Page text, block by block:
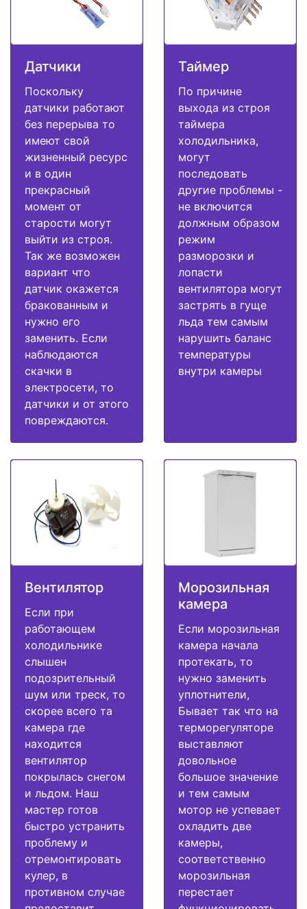
Датчики
Поскольку
датчики работают
без перерыва то
имеют свой
жизненный ресурс
и в один
прекрасный
момент от
старости могут
выйти из строя.
Так же возможен
вариант что
датчик окажется
бракованным и
нужно его
заменить. Если
наблюдаются
скачки в
электросети, то
датчики и от этого
повреждаются.
Таймер
По причине
выхода из строя
таймера
холодильника,
могут
последовать
другие проблемы -
не включится
должным образом
режим
разморозки и
лопасти
вентилятора могут
застрять в гуще
льда тем самым
нарушить баланс
температуры
внутри камеры
Вентилятор
Если при
работающем
холодильнике
слышен
подозрительный
шум или треск, то
скорее всего та
камера где
находится
вентилятор
покрылась снегом
и льдом. Наш
мастер готов
быстро устранить
проблему и
отремонтировать
кулер, в
противном случае
Морозильная
камера
Если морозильная
камера начала
протекать, то
нужно заменить
уплотнители,
Бывает так что на
терморегуляторе
выставляют
довольное
большое значение
и тем самым
мотор не успевает
охладить две
камеры,
соответственно
морозильная
перестает